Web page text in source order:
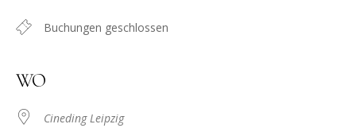
Buchungen geschlossen
WO
Cineding Leipzig